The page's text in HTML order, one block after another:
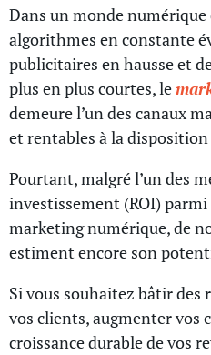
Dans un monde numérique
algorithmes en constante
publicitaires en hausse et
plus en plus courtes, le
demeure l’un des canaux
et rentables à la
Pourtant, malgré l’un des
investissement (ROI) parmi
marketing numérique, de
estiment encore son
Si vous souhaitez bâtir des
vos clients, augmenter vos
croissance durable de vos